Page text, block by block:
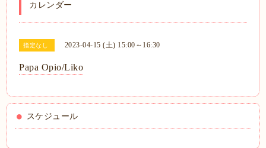
カレンダー
指定なし 2023-04-15 (土) 15:00～16:30
Papa Opio/Liko
スケジュール